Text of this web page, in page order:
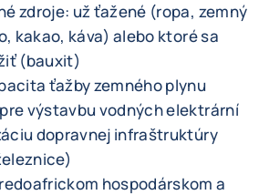
zdroje: už ťažené (ropa, zemný
kakao, káva) alebo ktoré sa
(bauxit)
ťažby zemného plynu
výstavbu vodných elektrární
dopravnej infraštruktúry
hospodárskom a